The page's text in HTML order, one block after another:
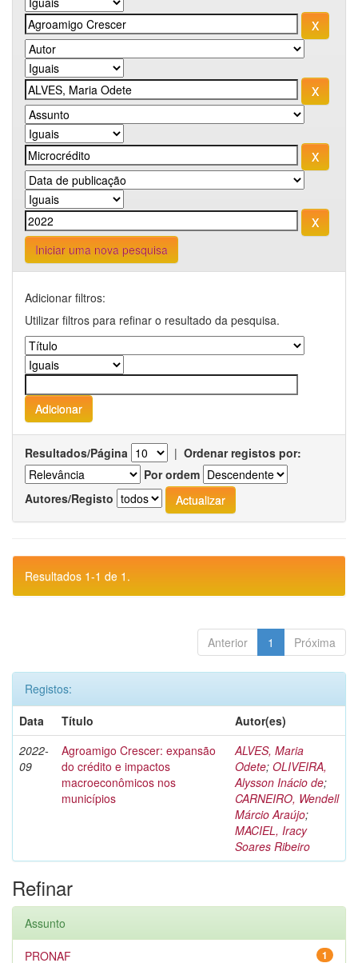
Iniciar uma nova pesquisa
Adicionar filtros:
Utilizar filtros para refinar o resultado da pesquisa.
Resultados/Página | Ordenar registos por:
Por ordem
Autores/Registo
Resultados 1-1 de 1.
Anterior 1 Próxima
Registos:
Data
Título
Autor(es)
2022-
09
Agroamigo Crescer: expansão
do crédito e impactos
macroeconômicos nos
municípios
ALVES, Maria
Odete; OLIVEIRA,
Alysson Inácio de;
CARNEIRO, Wendell
Márcio Araújo;
MACIEL, Iracy
Soares Ribeiro
Refinar
Assunto
1
PRONAF